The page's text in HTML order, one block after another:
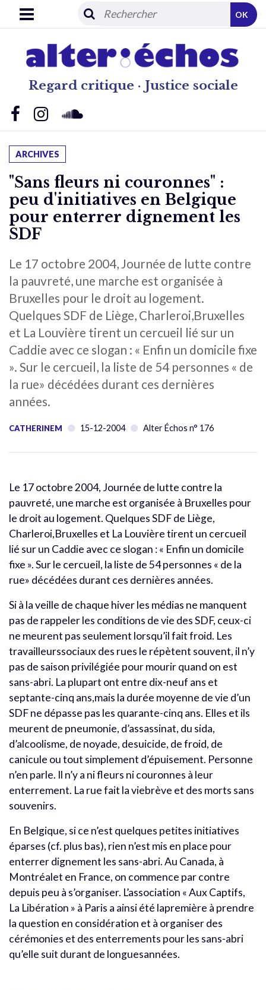
Regard critique · Justice sociale
OK
ARCHIVES
"Sans fleurs ni couronnes" :
peu d'initiatives en Belgique
pour enterrer dignement les
SDF
Le 17 octobre 2004, Journée de lutte contre
la pauvreté, une marche est organisée à
Bruxelles pour le droit au logement.
Quelques SDF de Liège, Charleroi,Bruxelles
et La Louvière tirent un cercueil lié sur un
Caddie avec ce slogan : « Enfin un domicile fixe
». Sur le cercueil, la liste de 54 personnes « de
la rue» décédées durant ces dernières
années.
CATHERINEM 15-12-2004 Alter Échos n° 176
Le 17 octobre 2004, Journée de lutte contre la
pauvreté, une marche est organisée à Bruxelles pour
le droit au logement. Quelques SDF de Liège,
Charleroi,Bruxelles et La Louvière tirent un cercueil
lié sur un Caddie avec ce slogan : « Enfin un domicile
fixe ». Sur le cercueil, la liste de 54 personnes « de la
rue» décédées durant ces dernières années.
Si à la veille de chaque hiver les médias ne manquent
pas de rappeler les conditions de vie des SDF, ceux-ci
ne meurent pas seulement lorsqu’il fait froid. Les
travailleurssociaux des rues le répètent souvent, il n’y
pas de saison privilégiée pour mourir quand on est
sans-abri. La plupart ont entre dix-neuf ans et
septante-cinq ans,mais la durée moyenne de vie d’un
SDF ne dépasse pas les quarante-cinq ans. Elles et ils
meurent de pneumonie, d’assassinat, du sida,
d’alcoolisme, de noyade, desuicide, de froid, de
canicule ou tout simplement d’épuisement. Personne
n’en parle. Il n’y a ni fleurs ni couronnes à leur
enterrement. La rue fait la viebrève et des morts sans
souvenirs.
En Belgique, si ce n’est quelques petites initiatives
éparses (cf. plus bas), rien n’est mis en place pour
enterrer dignement les sans-abri. Au Canada, à
Montréalet en France, on commence par contre
depuis peu à s’organiser. L’association « Aux Captifs,
La Libération » à Paris a ainsi été lapremière à prendre
la question en considération et à organiser des
cérémonies et des enterrements pour les sans-abri
qu’elle suit durant de longuesannées.